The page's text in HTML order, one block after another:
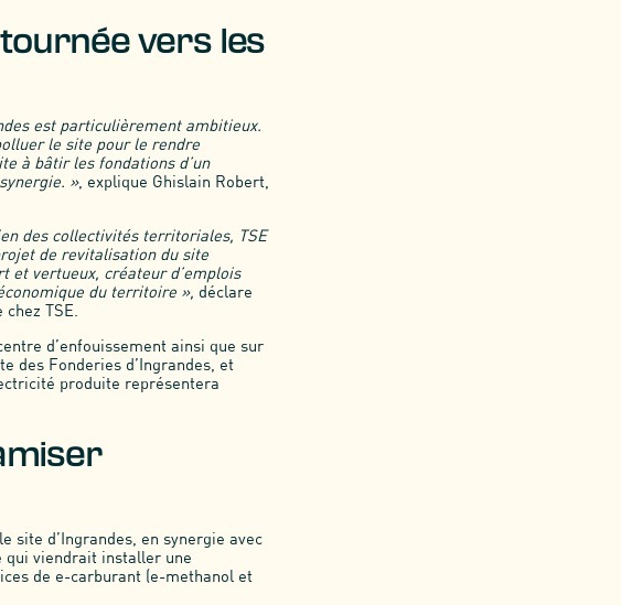
vers les
est particulièrement ambitieux.
le site pour le rendre
à bâtir les fondations d’un
», explique Ghislain Robert,
des collectivités territoriales, TSE
de revitalisation du site
et vertueux, créateur d’emplois
du territoire », déclare
TSE.
d’enfouissement ainsi que sur
des Fonderies d’Ingrandes, et
produite représentera
d’Ingrandes, en synergie avec
qui viendrait installer une
de e-carburant (e-methanol et